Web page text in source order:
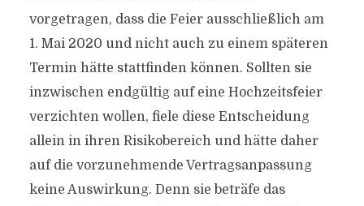
vorgetragen, dass die Feier ausschließlich am
1. Mai 2020 und nicht auch zu einem späteren
Termin hätte stattfinden können. Sollten sie
inzwischen endgültig auf eine Hochzeitsfeier
verzichten wollen, fiele diese Entscheidung
allein in ihren Risikobereich und hätte daher
auf die vorzunehmende Vertragsanpassung
keine Auswirkung. Denn sie beträfe das